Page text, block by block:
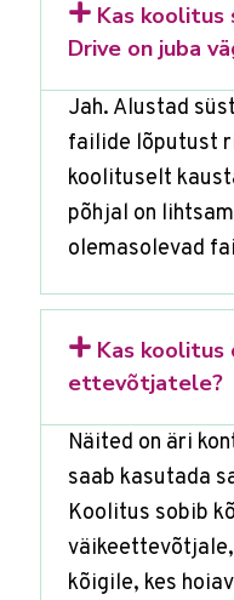
Kas koolitus
Drive on juba
Jah. Alustad
failide lõputust
koolituselt
põhjal on
olemasolevad
Kas koolitus
ettevõtjatele?
Näited on äri
saab kasutada
Koolitus sobib
kõigile, kes